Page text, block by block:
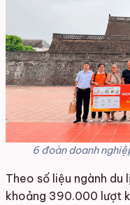
6 đoàn doanh
Theo số liệu ngành
khoảng 390.000 lượt